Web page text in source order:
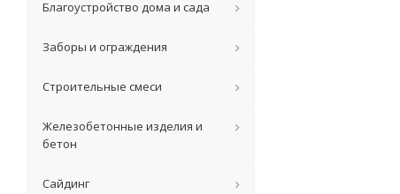
Благоустройство дома и сада
Заборы и ограждения
Строительные смеси
Железобетонные изделия и
бетон
Сайдинг